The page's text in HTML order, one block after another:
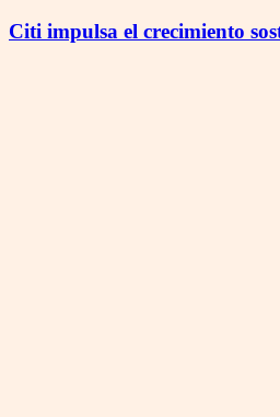
Citi impulsa el crecimiento